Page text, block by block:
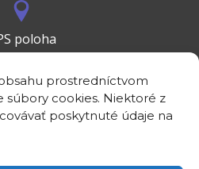
prostredníctvom
cookies. Niektoré z
poskytnuté údaje na
poloha